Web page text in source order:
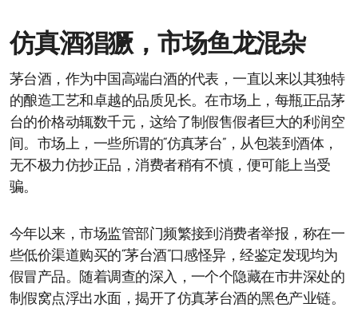
仿真酒猖獗，市场鱼龙混杂
茅台酒，作为中国高端白酒的代表，一直以来以其独特
的酿造工艺和卓越的品质见长。在市场上，每瓶正品茅
台的价格动辄数千元，这给了制假售假者巨大的利润空
间。市场上，一些所谓的“仿真茅台”，从包装到酒体，
无不极力仿抄正品，消费者稍有不慎，便可能上当受
骗。
今年以来，市场监管部门频繁接到消费者举报，称在一
些低价渠道购买的“茅台酒”口感怪异，经鉴定发现均为
假冒产品。随着调查的深入，一个个隐藏在市井深处的
制假窝点浮出水面，揭开了仿真茅台酒的黑色产业链。